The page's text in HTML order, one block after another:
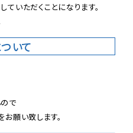
いただくことになります。
いて
で
願い致します。